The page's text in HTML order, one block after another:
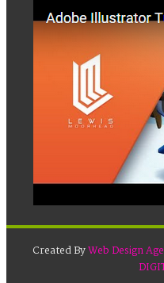
Created ByWeb Design